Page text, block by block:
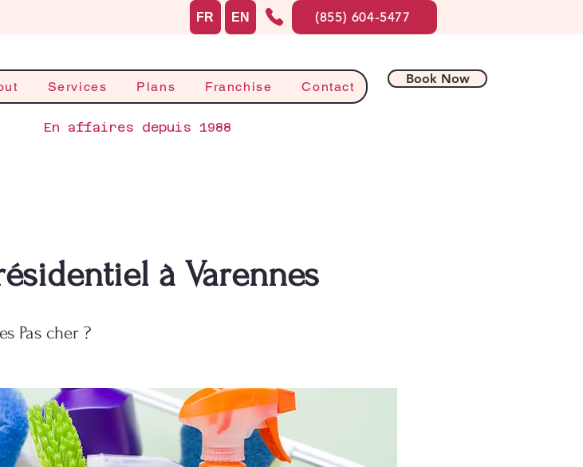
Services Plans Franchise Contact
Book Now
En affaires depuis 1988
FR EN (855) 604-5477
à Varennes
Pas cher ?